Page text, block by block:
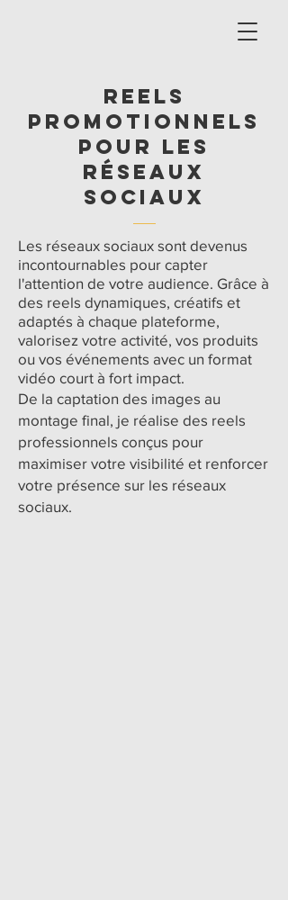
reels
promotionnels
pour les
réseaux
sociaux
Les réseaux sociaux sont devenus
incontournables pour capter
l'attention de votre audience. Grâce à
des reels dynamiques, créatifs et
adaptés à chaque plateforme,
valorisez votre activité, vos produits
ou vos événements avec un format
vidéo court à fort impact.
De la captation des images au
montage final, je réalise des reels
professionnels conçus pour
maximiser votre visibilité et renforcer
votre présence sur les réseaux
sociaux.